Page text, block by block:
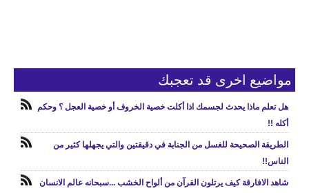
مواضيع اخرى قد تعجبك
هل تعلم ماذا يحدث لجسمك اذا أكلت خصية الخروف أو خصية العجل ؟ وحكم
أكله !!
الطريقة الصحيحة للغسل من الجنابة في دقيقتين والتي يجهلها كثير من
الناس!!
شاهد الافارقة كيف يرتلون القرآن من ألواح الخشب ...سبحانه عالم الانسان